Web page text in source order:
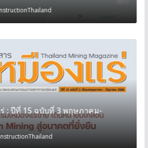
: ปีที่ 15 ฉบับที่ 3 พฤษภาคม-